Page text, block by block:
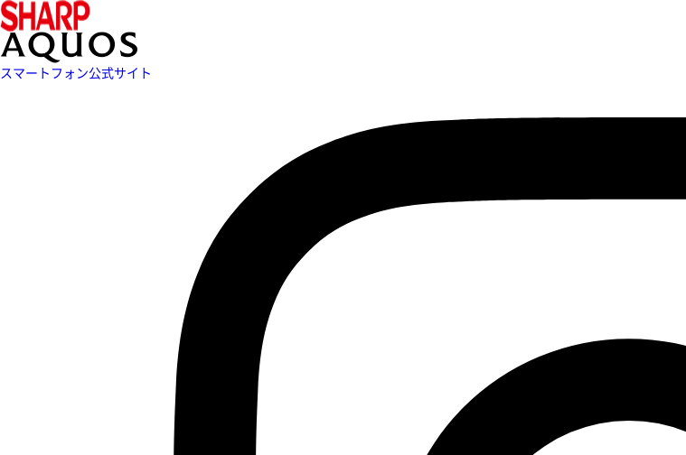
スマートフォン公式サイト